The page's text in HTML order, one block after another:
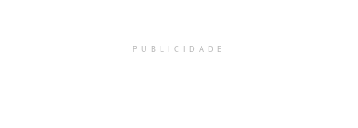
PUBLICIDADE